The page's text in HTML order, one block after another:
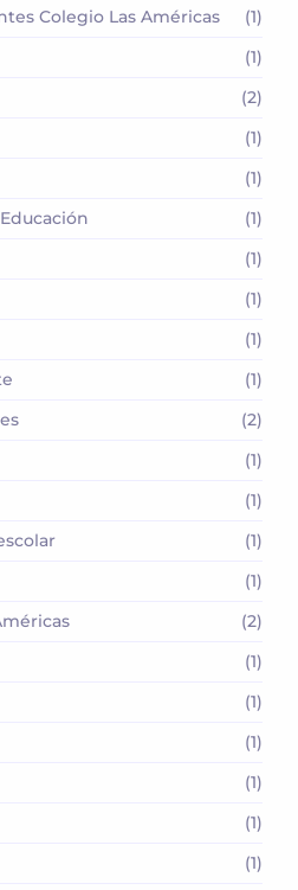
Colegio Las Américas
(1)
(1)
(2)
(1)
(1)
(1)
(1)
(1)
(1)
(1)
(2)
(1)
(1)
(1)
(1)
(2)
(1)
(1)
(1)
(1)
(1)
(1)